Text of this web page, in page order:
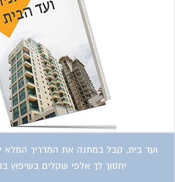
ועד בית, קבל במתנה את המדריך המלא
יחסוך לך אלפי שקלים בשיפוץ